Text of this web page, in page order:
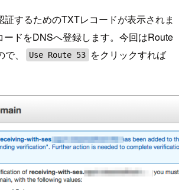
するためのTXTレコードが表示されま
ードをDNSへ登録します。今回はRoute
、
Use Route 53
をクリックすれば